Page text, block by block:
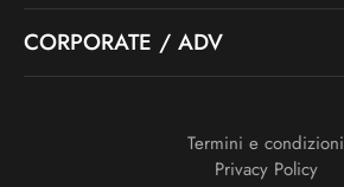
CORPORATE / ADV
Termini e condizioni
Privacy Policy